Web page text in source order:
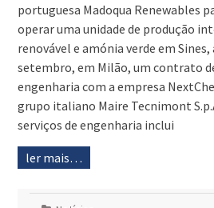
portuguesa Madoqua Renewables
operar uma unidade de produção
renovável e amónia verde em Sines,
setembro, em Milão, um contrato
engenharia com a empresa
grupo italiano Maire Tecnimont
serviços de engenharia inclui
ler mais…